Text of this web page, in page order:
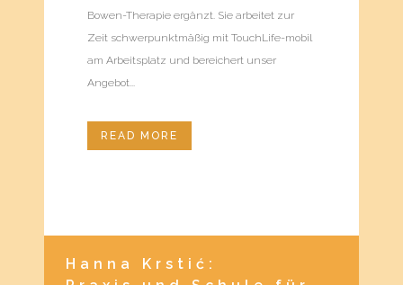
Bowen-Therapie ergänzt. Sie arbeitet zur
Zeit schwerpunktmäßig mit TouchLife-mobil
am Arbeitsplatz und bereichert unser
Angebot...
READ MORE
Hanna Krstić: